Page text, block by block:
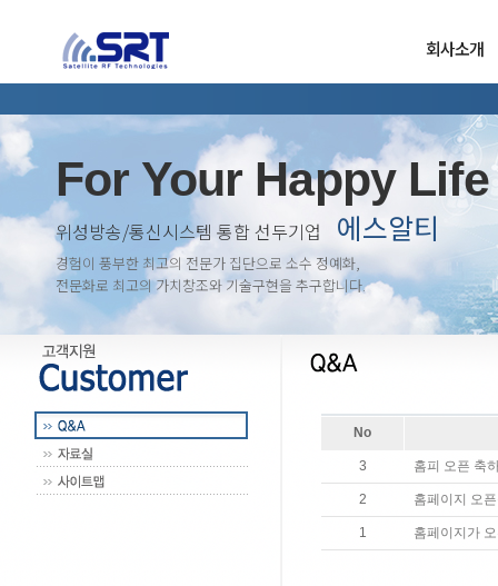
회사소개
For Your Happy Life
위성방송/통신시스템 통합 선두기업 에스알티
경험이 풍부한 최고의 전문가 집단으로 소수 정예화,
전문화로 최고의 가치창조와 기술구현을 추구합니다.
No
3 홈피 오픈 축
2 홈페이지 오
1 홈페이지가